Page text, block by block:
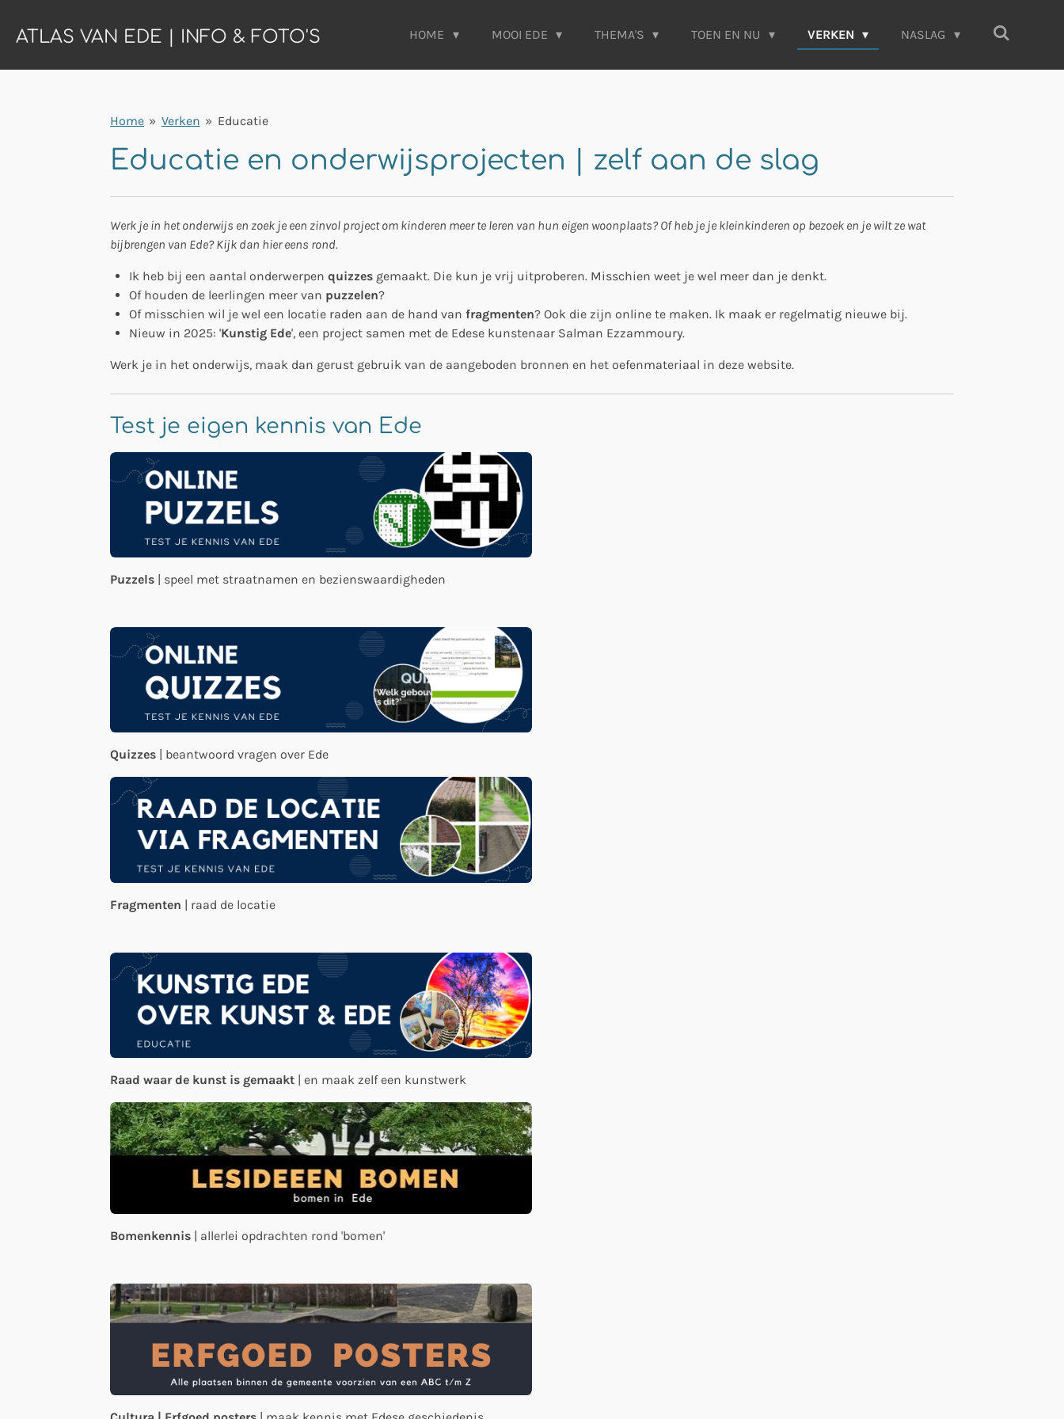
direct
de
ATLAS VAN EDE | INFO & FOTO'S HOME MOOI EDE THEMA'S TOEN EN NU VERKEN NASLAG
Home » Verken » Educatie
Educatie en onderwijsprojecten | zelf aan de slag
Werk je in het onderwijs en zoek je een zinvol project om kinderen meer te leren van hun eigen woonplaats? Of heb je je kleinkinderen op bezoek en je wilt ze wat
bijbrengen van Ede? Kijk dan hier eens rond.
Ik heb bij een aantal onderwerpen quizzes gemaakt. Die kun je vrij uitproberen. Misschien weet je wel meer dan je denkt.
Of houden de leerlingen meer van puzzelen?
Of misschien wil je wel een locatie raden aan de hand van fragmenten? Ook die zijn online te maken. Ik maak er regelmatig nieuwe bij.
Nieuw in 2025: 'Kunstig Ede', een project samen met de Edese kunstenaar Salman Ezzammoury.
Werk je in het onderwijs, maak dan gerust gebruik van de aangeboden bronnen en het oefenmateriaal in deze website.
Test je eigen kennis van Ede
Puzzels | speel met straatnamen en bezienswaardigheden
Quizzes | beantwoord vragen over Ede
Fragmenten | raad de locatie
Raad waar de kunst is gemaakt | en maak zelf een kunstwerk
Bomenkennis | allerlei opdrachten rond 'bomen'